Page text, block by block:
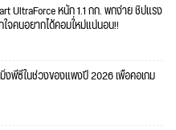
UltraForce หนัก 1.1 กก. พกง่าย ชิปแรง
จคนอยากได้คอมใ่หม่แน่นอน!!
งพีซีในช่วงของแพงปี 2026 เพื่อคอเกม